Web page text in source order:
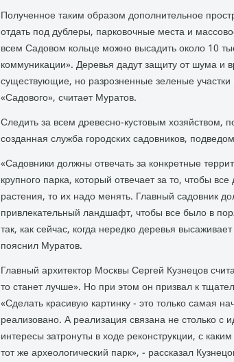
Полученное таким образом дополнительное
отдать под дублеры, парковочные места и
всем Садовом кольце можно высадить около 10
коммуникации». Деревья дадут защиту от шума и
существующие, но разрозненные зеленые
«Садового», считает Муратов.
Следить за всем древесно-кустовым хозяйством,
созданная служба городских садовников,
«Садовники должны отвечать за конкретные
крупного парка, который отвечает за то, чтобы
растения, то их надо менять. Главный садовник
привлекательный ландшафт, чтобы все было в
так, как сейчас, когда нередко деревья
пояснил Муратов.
Главный архитектор Москвы Сергей Кузнецов
то станет лучше». Но при этом он призвал к
«Сделать красивую картинку - это только самая
реализовано. А реализация связана не столько с
интересы затронуты в ходе реконструкции, с
тот же археологический парк», - рассказал